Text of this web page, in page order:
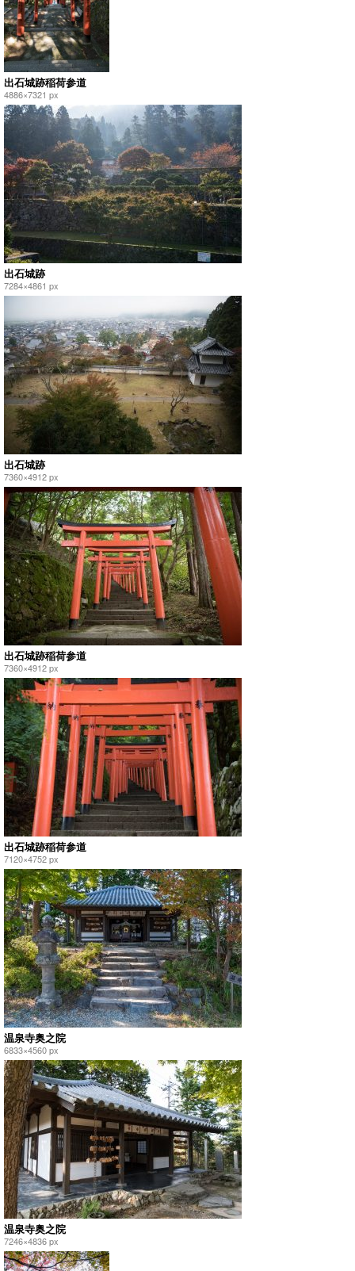
出石城跡稲荷参道
4886×7321 px
出石城跡
7284×4861 px
出石城跡
7360×4912 px
出石城跡稲荷参道
7360×4912 px
出石城跡稲荷参道
7120×4752 px
温泉寺奥之院
6833×4560 px
温泉寺奥之院
7246×4836 px